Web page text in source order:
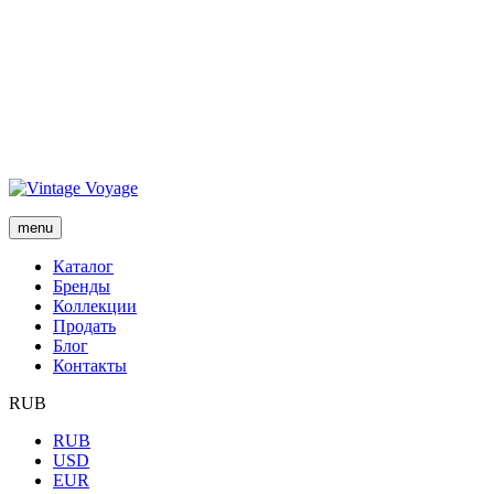
menu
Каталог
Бренды
Коллекции
Продать
Блог
Контакты
RUB
RUB
USD
EUR